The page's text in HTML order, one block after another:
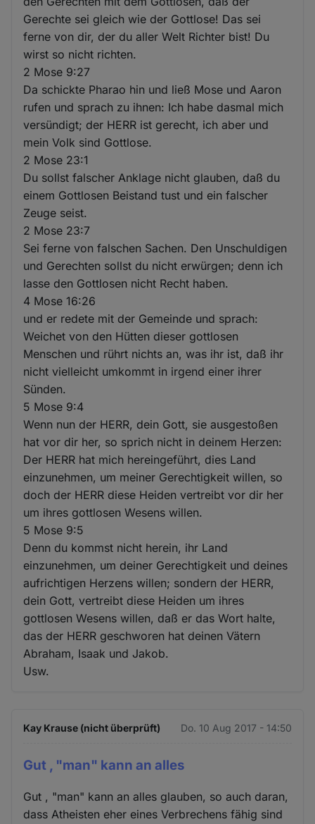
Gerechte sei gleich wie der Gottlose! Das sei
ferne von dir, der du aller Welt Richter bist! Du
wirst so nicht richten.
2 Mose 9:27
Da schickte Pharao hin und ließ Mose und Aaron
rufen und sprach zu ihnen: Ich habe dasmal mich
versündigt; der HERR ist gerecht, ich aber und
mein Volk sind Gottlose.
2 Mose 23:1
Du sollst falscher Anklage nicht glauben, daß du
einem Gottlosen Beistand tust und ein falscher
Zeuge seist.
2 Mose 23:7
Sei ferne von falschen Sachen. Den Unschuldigen
und Gerechten sollst du nicht erwürgen; denn ich
lasse den Gottlosen nicht Recht haben.
4 Mose 16:26
und er redete mit der Gemeinde und sprach:
Weichet von den Hütten dieser gottlosen
Menschen und rührt nichts an, was ihr ist, daß ihr
nicht vielleicht umkommt in irgend einer ihrer
Sünden.
5 Mose 9:4
Wenn nun der HERR, dein Gott, sie ausgestoßen
hat vor dir her, so sprich nicht in deinem Herzen:
Der HERR hat mich hereingeführt, dies Land
einzunehmen, um meiner Gerechtigkeit willen, so
doch der HERR diese Heiden vertreibt vor dir her
um ihres gottlosen Wesens willen.
5 Mose 9:5
Denn du kommst nicht herein, ihr Land
einzunehmen, um deiner Gerechtigkeit und deines
aufrichtigen Herzens willen; sondern der HERR,
dein Gott, vertreibt diese Heiden um ihres
gottlosen Wesens willen, daß er das Wort halte,
das der HERR geschworen hat deinen Vätern
Abraham, Isaak und Jakob.
Usw.
Kay Krause (nicht überprüft) Do. 10 Aug 2017 - 14:50
Gut , "man" kann an alles
Gut , "man" kann an alles glauben, so auch daran,
dass Atheisten eher eines Verbrechens fähig sind